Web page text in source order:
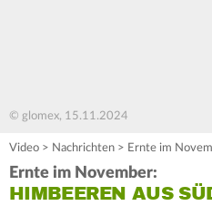
© glomex, 15.11.2024
Video > Nachrichten > Ernte im
Ernte im November:
HIMBEEREN AUS